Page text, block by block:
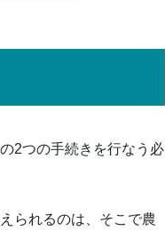
2つの手続きを行なう必
られるのは、そこで農